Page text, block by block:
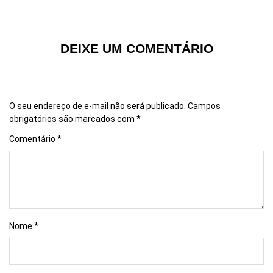
DEIXE UM COMENTÁRIO
O seu endereço de e-mail não será publicado. Campos
obrigatórios são marcados com *
Comentário *
Nome *